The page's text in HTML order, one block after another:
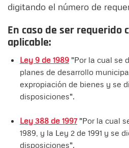
digitando el número de
En caso de ser requerido
aplicable:
Ley 9 de 1989 "Por la cual se
planes de desarrollo
expropiación de bienes y se
disposiciones".
Ley 388 de 1997"Por la cual
1989, y la Ley 2 de 1991 y se
disposiciones".